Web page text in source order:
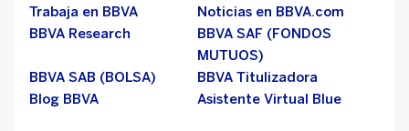
Trabaja en BBVA
Noticias en BBVA.com
BBVA Research
BBVA SAF (FONDOS
MUTUOS)
BBVA SAB (BOLSA)
BBVA Titulizadora
Blog BBVA
Asistente Virtual Blue